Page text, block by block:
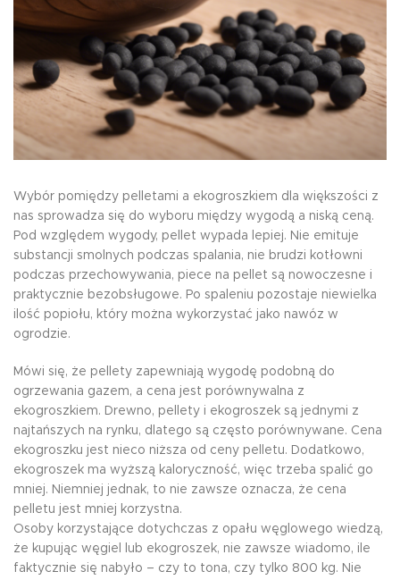
Wybór pomiędzy pelletami a ekogroszkiem dla większości z
nas sprowadza się do wyboru między wygodą a niską ceną.
Pod względem wygody, pellet wypada lepiej. Nie emituje
substancji smolnych podczas spalania, nie brudzi kotłowni
podczas przechowywania, piece na pellet są nowoczesne i
praktycznie bezobsługowe. Po spaleniu pozostaje niewielka
ilość popiołu, który można wykorzystać jako nawóz w
ogrodzie.
Mówi się, że pellety zapewniają wygodę podobną do
ogrzewania gazem, a cena jest porównywalna z
ekogroszkiem. Drewno, pellety i ekogroszek są jednymi z
najtańszych na rynku, dlatego są często porównywane. Cena
ekogroszku jest nieco niższa od ceny pelletu. Dodatkowo,
ekogroszek ma wyższą kaloryczność, więc trzeba spalić go
mniej. Niemniej jednak, to nie zawsze oznacza, że cena
pelletu jest mniej korzystna.
Osoby korzystające dotychczas z opału węglowego wiedzą,
że kupując węgiel lub ekogroszek, nie zawsze wiadomo, ile
faktycznie się nabyło – czy to tona, czy tylko 800 kg. Nie